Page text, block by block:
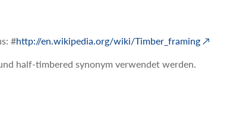
#http://en.wikipedia.org/wiki/Timber_framing
half-timbered synonym verwendet werden.